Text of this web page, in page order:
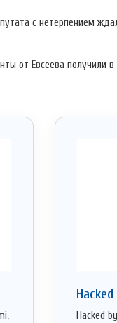
с нетерпением
от Евсеева получили
Hacked